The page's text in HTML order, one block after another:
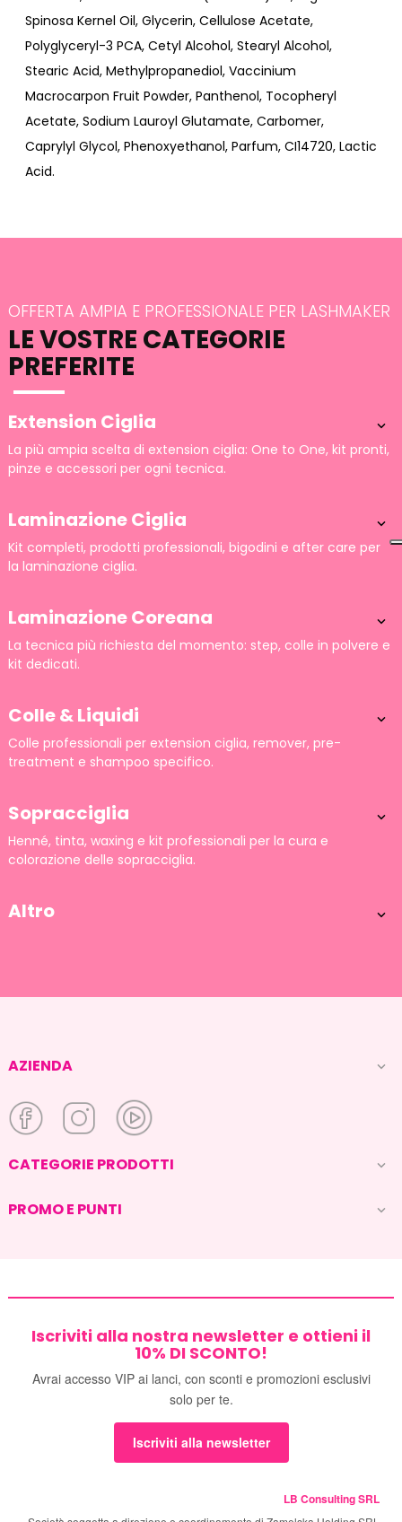
Spinosa Kernel Oil, Glycerin, Cellulose Acetate,
Polyglyceryl-3 PCA, Cetyl Alcohol, Stearyl Alcohol,
Stearic Acid, Methylpropanediol, Vaccinium
Macrocarpon Fruit Powder, Panthenol, Tocopheryl
Acetate, Sodium Lauroyl Glutamate, Carbomer,
Caprylyl Glycol, Phenoxyethanol, Parfum, CI14720, Lactic
Acid.
OFFERTA AMPIA E PROFESSIONALE PER LASHMAKER
LE VOSTRE CATEGORIE
PREFERITE
Extension Ciglia 
La più ampia scelta di extension ciglia: One to One, kit pronti,
pinze e accessori per ogni tecnica.
Laminazione Ciglia 
Kit completi, prodotti professionali, bigodini e after care per
la laminazione ciglia.
Laminazione Coreana 
La tecnica più richiesta del momento: step, colle in polvere e
kit dedicati.
Colle & Liquidi 
Colle professionali per extension ciglia, remover, pre-
treatment e shampoo specifico.
Sopracciglia 
Henné, tinta, waxing e kit professionali per la cura e
colorazione delle sopracciglia.
Altro 
AZIENDA 
CATEGORIE PRODOTTI 
PROMO E PUNTI 
Iscriviti alla nostra newsletter e ottieni il
10% DI SCONTO!
Avrai accesso VIP ai lanci, con sconti e promozioni esclusivi
solo per te.
Iscriviti alla newsletter
LB Consulting SRL